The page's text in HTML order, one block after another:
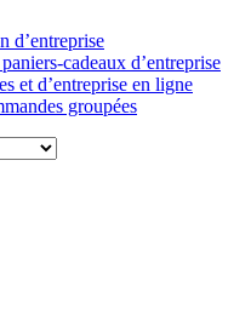
d’entreprise
cadeaux d’entreprise
et d’entreprise en ligne
groupées